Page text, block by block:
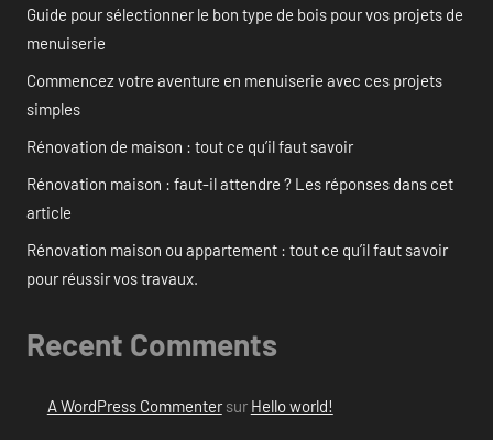
Guide pour sélectionner le bon type de bois pour vos projets de
menuiserie
Commencez votre aventure en menuiserie avec ces projets
simples
Rénovation de maison : tout ce qu’il faut savoir
Rénovation maison : faut-il attendre ? Les réponses dans cet
article
Rénovation maison ou appartement : tout ce qu’il faut savoir
pour réussir vos travaux.
Recent Comments
A WordPress Commentersur Hello world!